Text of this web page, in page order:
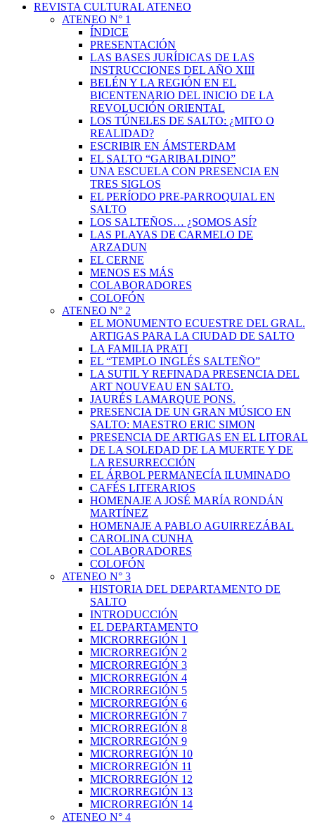
REVISTA CULTURAL ATENEO
ATENEO N° 1
ÍNDICE
PRESENTACIÓN
LAS BASES JURÍDICAS DE LAS
INSTRUCCIONES DEL AÑO XIII
BELÉN Y LA REGIÓN EN EL
BICENTENARIO DEL INICIO DE LA
REVOLUCIÓN ORIENTAL
LOS TÚNELES DE SALTO: ¿MITO O
REALIDAD?
ESCRIBIR EN ÁMSTERDAM
EL SALTO “GARIBALDINO”
UNA ESCUELA CON PRESENCIA EN
TRES SIGLOS
EL PERÍODO PRE-PARROQUIAL EN
SALTO
LOS SALTEÑOS… ¿SOMOS ASÍ?
LAS PLAYAS DE CARMELO DE
ARZADUN
EL CERNE
MENOS ES MÁS
COLABORADORES
COLOFÓN
ATENEO N° 2
EL MONUMENTO ECUESTRE DEL GRAL.
ARTIGAS PARA LA CIUDAD DE SALTO
LA FAMILIA PRATI
EL “TEMPLO INGLÉS SALTEÑO”
LA SUTIL Y REFINADA PRESENCIA DEL
ART NOUVEAU EN SALTO.
JAURÉS LAMARQUE PONS.
PRESENCIA DE UN GRAN MÚSICO EN
SALTO: MAESTRO ERIC SIMON
PRESENCIA DE ARTIGAS EN EL LITORAL
DE LA SOLEDAD DE LA MUERTE Y DE
LA RESURRECCIÓN
EL ÁRBOL PERMANECÍA ILUMINADO
CAFÉS LITERARIOS
HOMENAJE A JOSÉ MARÍA RONDÁN
MARTÍNEZ
HOMENAJE A PABLO AGUIRREZÁBAL
CAROLINA CUNHA
COLABORADORES
COLOFÓN
ATENEO N° 3
HISTORIA DEL DEPARTAMENTO DE
SALTO
INTRODUCCIÓN
EL DEPARTAMENTO
MICRORREGIÓN 1
MICRORREGIÓN 2
MICRORREGIÓN 3
MICRORREGIÓN 4
MICRORREGIÓN 5
MICRORREGIÓN 6
MICRORREGIÓN 7
MICRORREGIÓN 8
MICRORREGIÓN 9
MICRORREGIÓN 10
MICRORREGIÓN 11
MICRORREGIÓN 12
MICRORREGIÓN 13
MICRORREGIÓN 14
ATENEO N° 4